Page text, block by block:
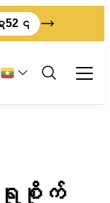
ဍ51 ၎
ရုစိုက်